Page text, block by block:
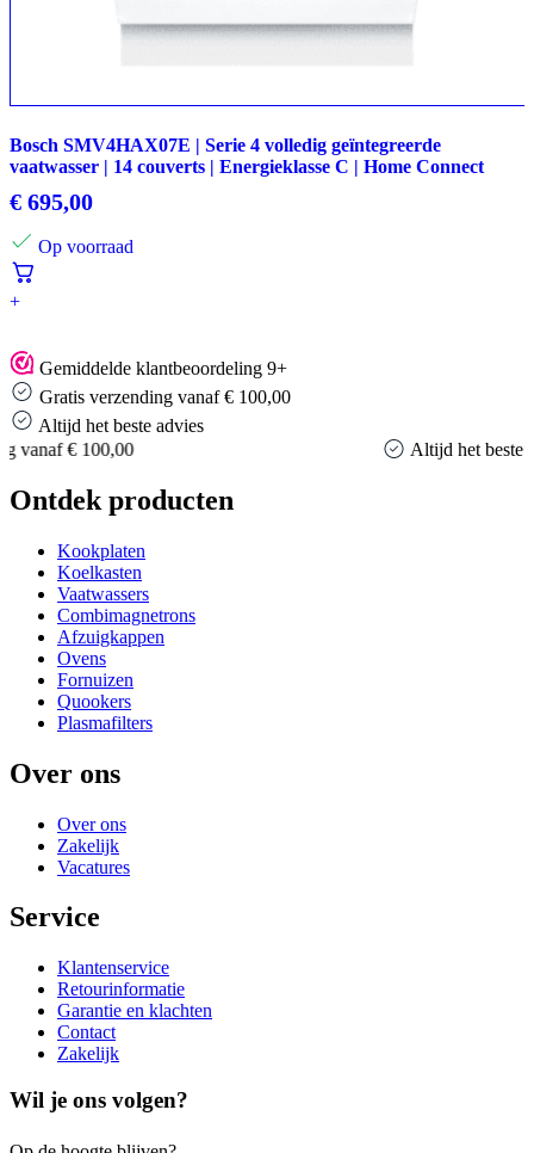
Bosch SMV4HAX07E | Serie 4 volledig geïntegreerde
vaatwasser | 14 couverts | Energieklasse C | Home Connect
€ 695,00
Op voorraad
+
Gemiddelde klantbeoordeling 9+
Gratis verzending vanaf € 100,00
Altijd het beste advies
Altijd het beste advies
Ontdek producten
Kookplaten
Koelkasten
Vaatwassers
Combimagnetrons
Afzuigkappen
Ovens
Fornuizen
Quookers
Plasmafilters
Over ons
Over ons
Zakelijk
Vacatures
Service
Klantenservice
Retourinformatie
Garantie en klachten
Contact
Zakelijk
Wil je ons volgen?